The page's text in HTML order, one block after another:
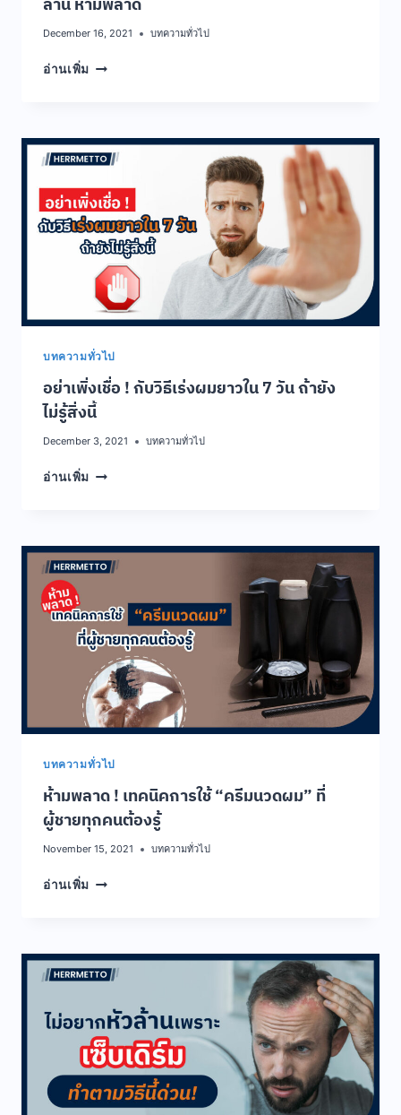
ล้าน ห้ามพลาด
December 16, 2021 บทความทั่วไป
อ่านเพิ่ม 4
สกัด
ใน
แก้
ผม
ร่วง
ที่
คน
หัว
ล้าน
ห้าม
พลาด
บทความทั่วไป
อย่าเพิ่งเชื่อ ! กับวิธีเร่งผมยาวใน 7 วัน ถ้ายัง
ไม่รู้สิ่งนี้
December 3, 2021 บทความทั่วไป
อ่านเพิ่ม อย่า
กับ
วิธี
ยาว
ใน
วัน
ถ้า
ยัง
ไม่รู้
สิ่ง
บทความทั่วไป
ห้ามพลาด ! เทคนิคการใช้ “ครีมนวดผม” ที่
ผู้ชายทุกคนต้องรู้
November 15, 2021 บทความทั่วไป
อ่านเพิ่ม ห้าม
การ
ใช้
นวด
ผม”
ที่
ผู้ชาย
ทุก
คน